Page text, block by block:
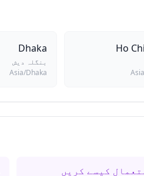
Ho
Dhaka
بنگلہ دیش
Asia/Dhaka
کیسے کریں